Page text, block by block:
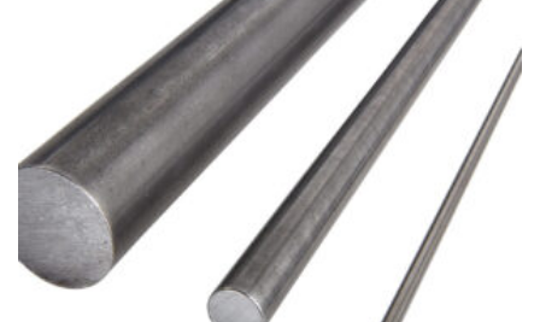
auf.
Die
Optionen
können
auf
der
Produktseite
gewählt
werden